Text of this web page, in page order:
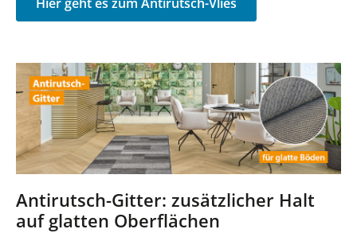
Antirutsch-Gitter: zusätzlicher Halt
auf glatten Oberflächen